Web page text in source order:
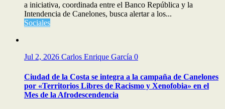
a iniciativa, coordinada entre el Banco República y la
Intendencia de Canelones, busca alertar a los...
Sociales
Jul 2, 2026 Carlos Enrique García 0
Ciudad de la Costa se integra a la campaña de Canelones
por «Territorios Libres de Racismo y Xenofobia» en el
Mes de la Afrodescendencia